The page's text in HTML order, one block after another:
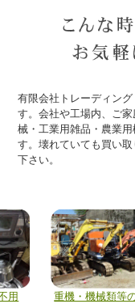
有限会社トレーディン
す。会社や工場内、ご
械・工業用雑品・農業
す。壊れていても買い
下さい。
用
重機・機械類等